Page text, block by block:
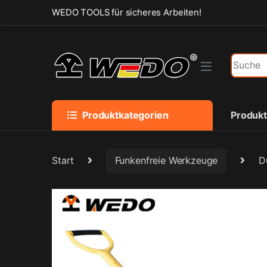
Skip to navigation
Skip to contentWEDO TOOLS für sicheres Arbeiten!
Search
Produktkategorien
Start Funkenfreie Werkzeuge